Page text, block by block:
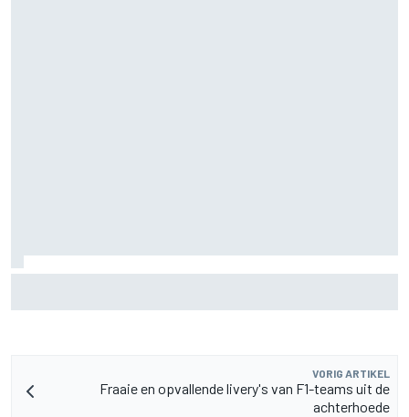
VORIG ARTIKEL
Fraaie en opvallende livery's van F1-teams uit de
achterhoede